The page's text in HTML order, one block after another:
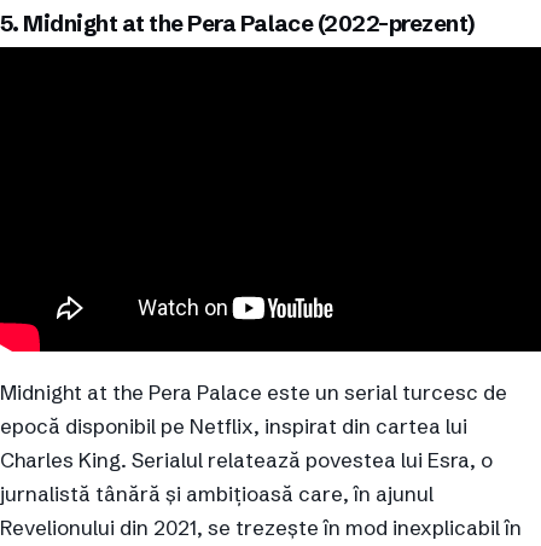
5. Midnight at the Pera Palace (2022-prezent)
Midnight at the Pera Palace este un serial turcesc de
epocă disponibil pe Netflix, inspirat din cartea lui
Charles King. Serialul relatează povestea lui Esra, o
jurnalistă tânără și ambițioasă care, în ajunul
Revelionului din 2021, se trezește în mod inexplicabil în